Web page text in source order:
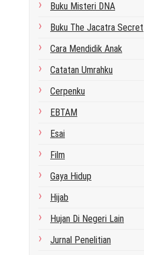
Buku Misteri DNA
Buku The Jacatra Secret
Cara Mendidik Anak
Catatan Umrahku
Cerpenku
EBTAM
Esai
Film
Gaya Hidup
Hijab
Hujan Di Negeri Lain
Jurnal Penelitian